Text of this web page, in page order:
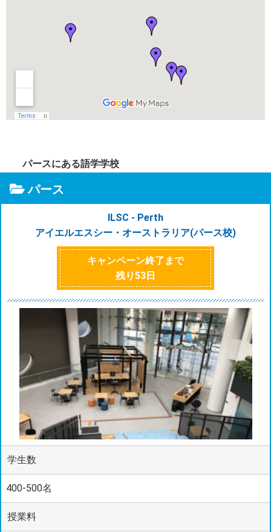
パースにある語学学校
パース
ILSC - Perth
アイエルエスシー・オーストラリア(パース校)
キャンペーン終了まで
残り53日
学生数
400-500名
授業料